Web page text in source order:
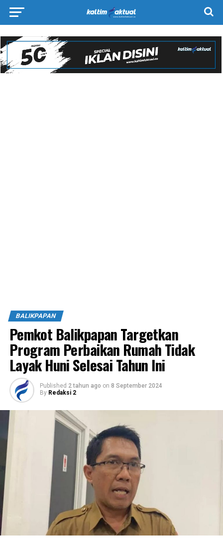
BALIKPAPAN
Pemkot Balikpapan Targetkan
Program Perbaikan Rumah Tidak
Layak Huni Selesai Tahun Ini
Published 2 tahun ago on 8 September 2024
By Redaksi 2